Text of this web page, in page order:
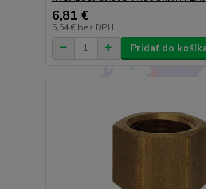
6,81 €
5,54 € bez DPH
Pridať do